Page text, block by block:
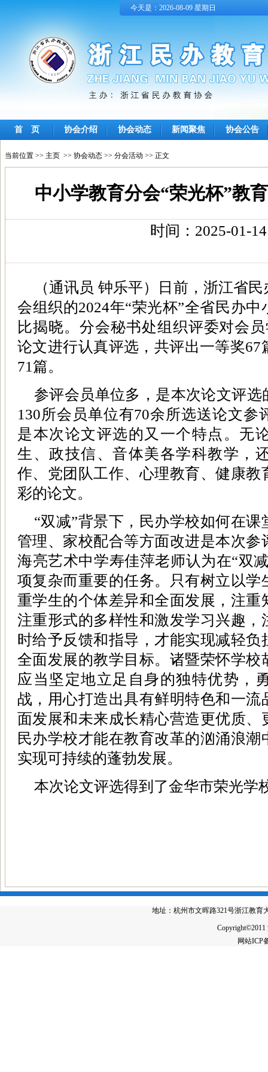
今天是：2026-08-09 星期日
首 页 协会介绍 协会动态 新闻聚焦 协会公告
当前位置 >> 主页 >> 协会动态 >> 分会活动 >> 正文
中小学教育分会“荣光杯”教
时间：2025-01-
（通讯员 钟乐平）日前，浙江省
会组织的2024年“荣光杯”全省民办
比揭晓。分会秘书处组织评委对会
论文进行认真评选，共评出一等奖67
71篇。
参评会员单位多，是本次论文评
130所会员单位有70余所选送论文参
是本次论文评选的又一个特点。无
生、政技信、音体美各学科教学，
作、党团队工作、心理教育、健康
彩的论文。
“双减”背景下，民办学校如何在
管理、家校配合等方面改进是本次
海亮艺术中学寿佳萍老师认为在“双
项复杂而重要的任务。只有树立以
重学生的个体差异和全面发展，注
注重形式的多样性和激发学习兴趣
时给予反馈和指导，才能实现减轻
全面发展的教学目标。诸暨荣怀学
应当坚定地立足自身的独特优势，
战，用心打造出具有鲜明特色和一
面发展和未来成长精心营造更优质
民办学校才能在教育改革的汹涌浪
实现可持续的蓬勃发展。
本次论文评选得到了金华市荣光学
地址：杭州市文晖路321号浙江教育
Copyright©2011
网站ICP